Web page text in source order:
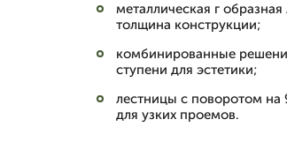
металлическая г
толщина конструкции;
комбинированные
ступени для эстетики;
лестницы с поворотом
для узких проемов.